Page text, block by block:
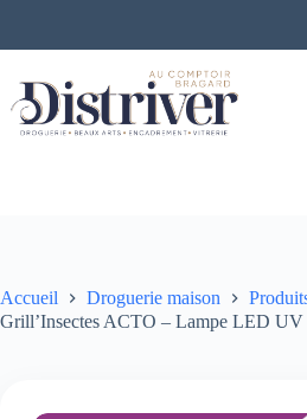
contenu
Accueil Droguerie maison
Grill’Insectes ACTO – Lampe LED UV